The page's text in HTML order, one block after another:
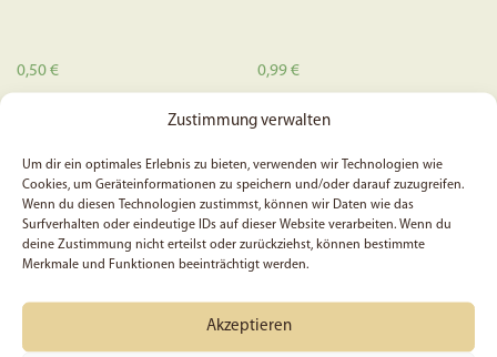
Zustimmung verwalten
Um dir ein optimales Erlebnis zu bieten, verwenden wir Technologien wie
Cookies, um Geräteinformationen zu speichern und/oder darauf zuzugreifen.
Wenn du diesen Technologien zustimmst, können wir Daten wie das
Surfverhalten oder eindeutige IDs auf dieser Website verarbeiten. Wenn du
deine Zustimmung nicht erteilst oder zurückziehst, können bestimmte
Merkmale und Funktionen beeinträchtigt werden.
Akzeptieren
0,50€ 0,99€
In den Warenkorb